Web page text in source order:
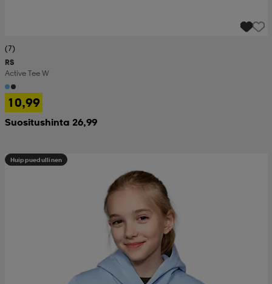
(7)
RS
Active Tee W
10,99
Suositushinta 26,99
Huippuedullinen